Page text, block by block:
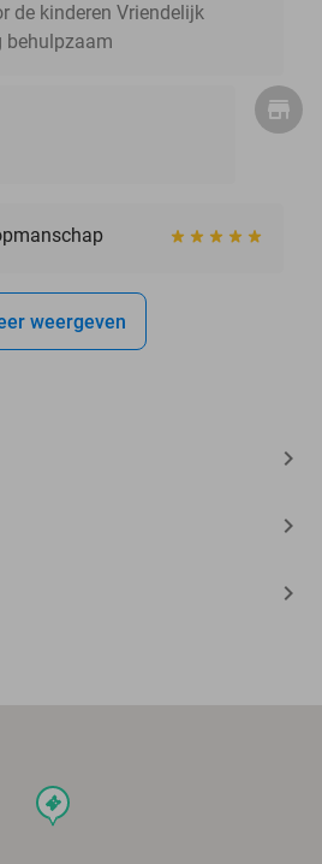
de kinderen Vriendelijk
behulpzaam
weergeven
events